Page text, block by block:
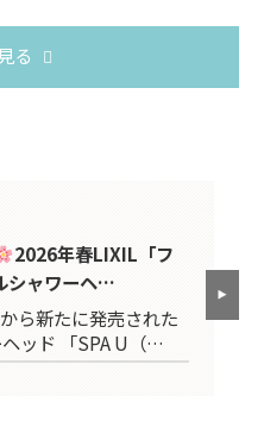
る
2026年春LIXIL「フ
シャワーヘ…
ら新たに発売された
ッド 「SPA U（…